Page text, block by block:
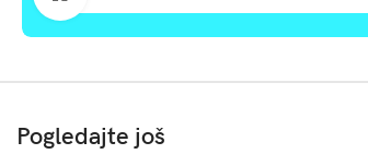
Pogledajte još